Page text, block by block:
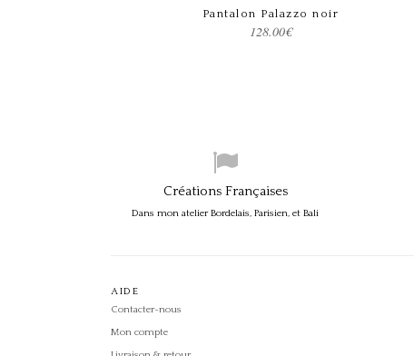
Choix des options
Pantalon Palazzo noir
128.00€
Créations Françaises
Dans mon atelier Bordelais, Parisien, et Bali
AIDE
Contacter-nous
Mon compte